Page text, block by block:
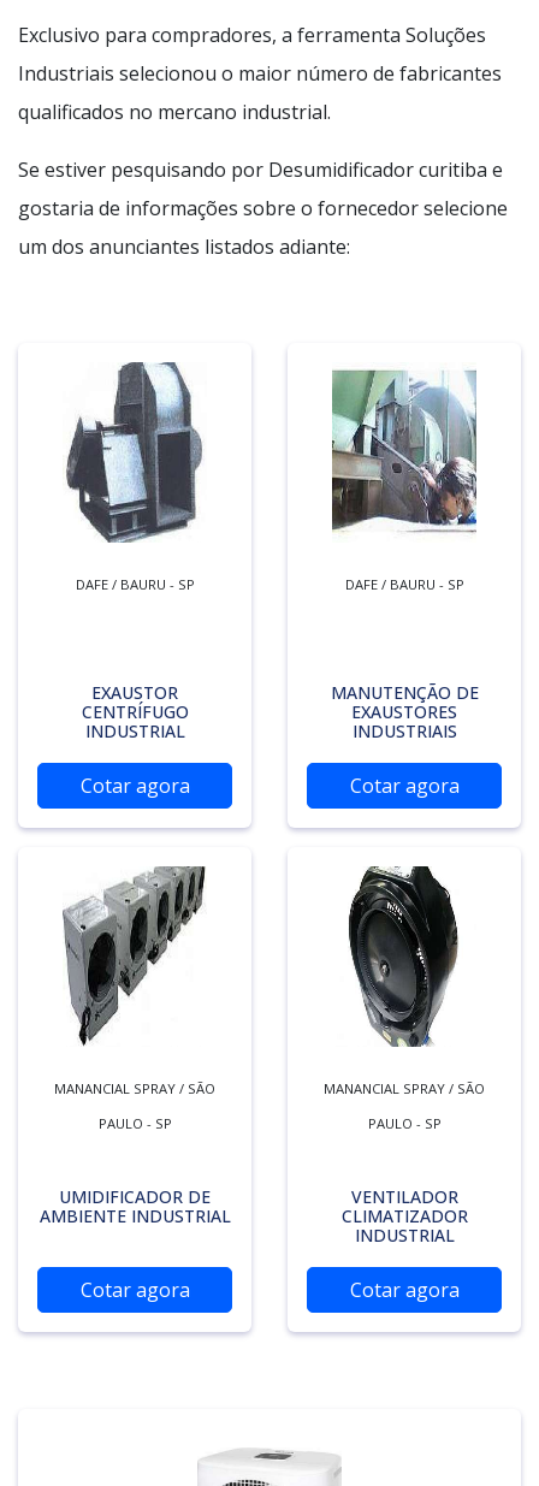
Exclusivo para compradores, a ferramenta Soluções
Industriais selecionou o maior número de fabricantes
qualificados no mercano industrial.
Se estiver pesquisando por Desumidificador curitiba e
gostaria de informações sobre o fornecedor selecione
um dos anunciantes listados adiante:
DAFE / BAURU - SP
EXAUSTOR
CENTRÍFUGO
INDUSTRIAL
Cotar agora
DAFE / BAURU - SP
MANUTENÇÃO DE
EXAUSTORES
INDUSTRIAIS
Cotar agora
MANANCIAL SPRAY / SÃO
PAULO - SP
UMIDIFICADOR DE
AMBIENTE INDUSTRIAL
Cotar agora
MANANCIAL SPRAY / SÃO
PAULO - SP
VENTILADOR
CLIMATIZADOR
INDUSTRIAL
Cotar agora